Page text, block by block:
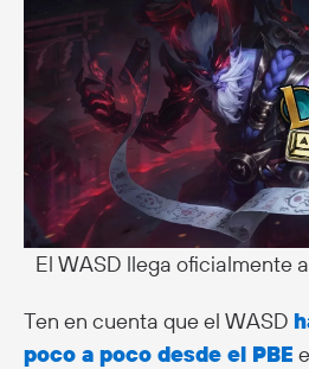
El WASD llega oficialmente
Ten en cuenta que el WASD
poco a poco desde el PBE